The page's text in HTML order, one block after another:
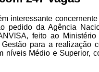
interessante
pedido da Agência
feito ao Ministério
Gestão para a realização
níveis Médio e Superior,